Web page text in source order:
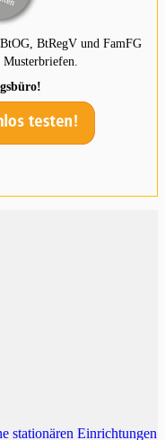
BtRegV und FamFG
stationären Einrichtungen